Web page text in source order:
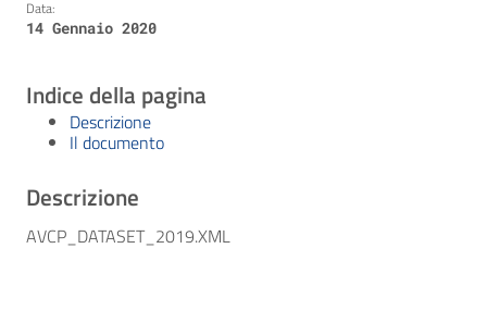
Data:
14 Gennaio 2020
Indice della pagina
Descrizione
Il documento
Descrizione
AVCP_DATASET_2019.XML